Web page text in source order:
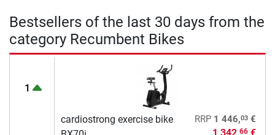
Bestsellers of the last 30 days from the
category Recumbent Bikes
1
cardiostrong exercise bike
RRP 1 446,03€
66